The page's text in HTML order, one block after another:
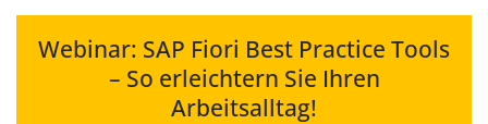
Webinar: SAP Fiori Best Practice Tools
– So erleichtern Sie Ihren
Arbeitsalltag!